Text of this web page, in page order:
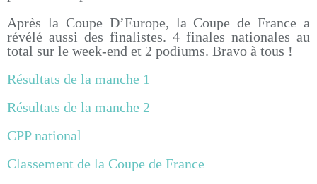
Après la Coupe D’Europe, la Coupe de France a
révélé aussi des finalistes. 4 finales nationales au
total sur le week-end et 2 podiums. Bravo à tous !
Résultats de la manche 1
Résultats de la manche 2
CPP national
Classement de la Coupe de France